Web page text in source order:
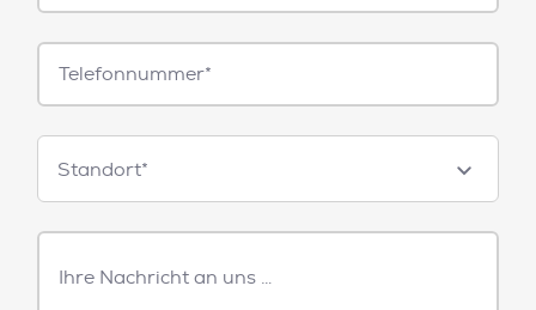
Telefonnummer
Standorte
Standort*
Freitext
Nachricht